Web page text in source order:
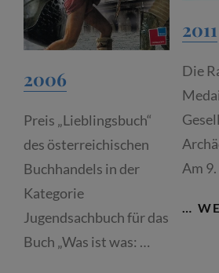
2006
Preis „Lieblingsbuch“
des österreichischen
Buchhandels in der
Kategorie
Jugendsachbuch für das
Buch „Was ist was: …
2011
Die
Am
…